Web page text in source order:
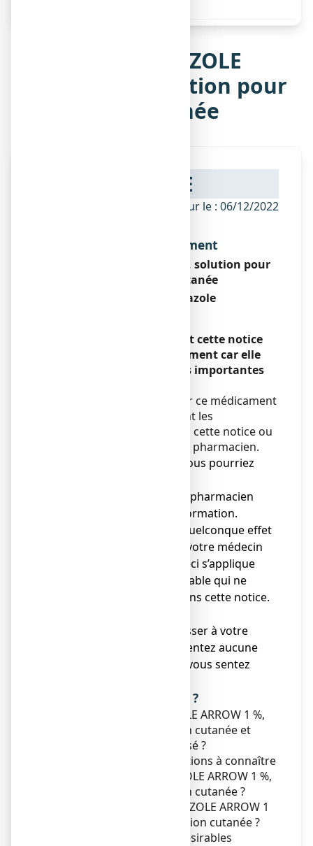
Notice de ECONAZOLE
ARROW 1 %, solution pour
application cutanée
NOTICE
ANSM - Mis à jour le : 06/12/2022
Dénomination du médicament
ECONAZOLE ARROW 1 %, solution pour
application cutanée
Nitrate d’éconazole
Veuillez lire attentivement cette notice
avant d’utiliser ce médicament car elle
contient des informations importantes
Vous devez toujours utiliser ce médicament
en suivant scrupuleusement les
informations fournies dans cette notice ou
par votre médecin ou votre pharmacien.
● Gardez cette notice. Vous pourriez
● Adressez-vous à votre pharmacien
pour tout conseil ou information.
● Si vous ressentez un quelconque effet
indésirable, parlez-en à votre médecin
ou votre pharmacien. Ceci s’applique
aussi à tout effet indésirable qui ne
serait pas mentionné dans cette notice.
● Vous devez vous adresser à votre
médecin si vous ne ressentez aucune
amélioration ou si vous vous sentez
Que contient cette notice ?
1. Qu'est-ce que ECONAZOLE ARROW 1 %,
solution pour application cutanée et
dans quels cas est-il utilisé ?
2. Quelles sont les informations à connaître
avant d'utiliser ECONAZOLE ARROW 1 %,
solution pour application cutanée ?
3. Comment utiliser ECONAZOLE ARROW 1
%, solution pour application cutanée ?
4. Quels sont les effets indésirables